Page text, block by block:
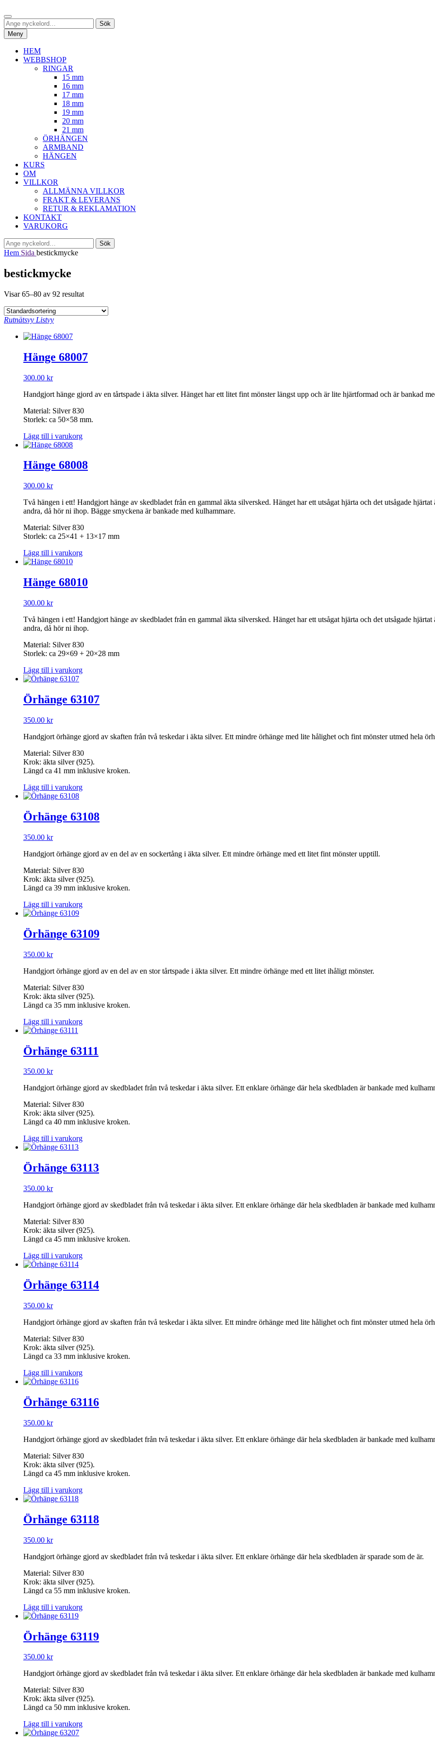
Hoppa
till
innehåll
Sök
Sök
efter:
Sök
Meny
HEM
WEBBSHOP
RINGAR
15 mm
16 mm
17 mm
18 mm
19 mm
20 mm
21 mm
ÖRHÄNGEN
ARMBAND
HÄNGEN
KURS
OM
VILLKOR
ALLMÄNNA VILLKOR
FRAKT & LEVERANS
RETUR & REKLAMATION
KONTAKT
VARUKORG
Sök
efter:
Sök
Hem Sida bestickmycke
bestickmycke
Visar 65–80 av 92 resultat
Rutnätsvy Listvy
Hänge 68007
300.00 kr
Handgjort hänge gjord av en tårtspade i äkta silver. Hänget har ett litet fint mönster längst upp och är lite hjärtformad och är bankad
Material: Silver 830
Storlek: ca 50×58 mm.
Lägg till i varukorg
Hänge 68008
300.00 kr
Två hängen i ett! Handgjort hänge av skedbladet från en gammal äkta silversked. Hänget har ett utsågat hjärta och det utsågade
andra, då hör ni ihop. Bägge smyckena är bankade med kulhammare.
Material: Silver 830
Storlek: ca 25×41 + 13×17 mm
Lägg till i varukorg
Hänge 68010
300.00 kr
Två hängen i ett! Handgjort hänge av skedbladet från en gammal äkta silversked. Hänget har ett utsågat hjärta och det utsågade
andra, då hör ni ihop.
Material: Silver 830
Storlek: ca 29×69 + 20×28 mm
Lägg till i varukorg
Örhänge 63107
350.00 kr
Handgjort örhänge gjord av skaften från två teskedar i äkta silver. Ett mindre örhänge med lite hålighet och fint mönster utmed hela
Material: Silver 830
Krok: äkta silver (925).
Längd ca 41 mm inklusive kroken.
Lägg till i varukorg
Örhänge 63108
350.00 kr
Handgjort örhänge gjord av en del av en sockertång i äkta silver. Ett mindre örhänge med ett litet fint mönster upptill.
Material: Silver 830
Krok: äkta silver (925).
Längd ca 39 mm inklusive kroken.
Lägg till i varukorg
Örhänge 63109
350.00 kr
Handgjort örhänge gjord av en del av en stor tårtspade i äkta silver. Ett mindre örhänge med ett litet ihåligt mönster.
Material: Silver 830
Krok: äkta silver (925).
Längd ca 35 mm inklusive kroken.
Lägg till i varukorg
Örhänge 63111
350.00 kr
Handgjort örhänge gjord av skedbladet från två teskedar i äkta silver. Ett enklare örhänge där hela skedbladen är bankade med
Material: Silver 830
Krok: äkta silver (925).
Längd ca 40 mm inklusive kroken.
Lägg till i varukorg
Örhänge 63113
350.00 kr
Handgjort örhänge gjord av skedbladet från två teskedar i äkta silver. Ett enklare örhänge där hela skedbladen är bankade med
Material: Silver 830
Krok: äkta silver (925).
Längd ca 45 mm inklusive kroken.
Lägg till i varukorg
Örhänge 63114
350.00 kr
Handgjort örhänge gjord av skaften från två teskedar i äkta silver. Ett mindre örhänge med lite hålighet och fint mönster utmed hela
Material: Silver 830
Krok: äkta silver (925).
Längd ca 33 mm inklusive kroken.
Lägg till i varukorg
Örhänge 63116
350.00 kr
Handgjort örhänge gjord av skedbladet från två teskedar i äkta silver. Ett enklare örhänge där hela skedbladen är bankade med
Material: Silver 830
Krok: äkta silver (925).
Längd ca 45 mm inklusive kroken.
Lägg till i varukorg
Örhänge 63118
350.00 kr
Handgjort örhänge gjord av skedbladet från två teskedar i äkta silver. Ett enklare örhänge där hela skedbladen är sparade som de är.
Material: Silver 830
Krok: äkta silver (925).
Längd ca 55 mm inklusive kroken.
Lägg till i varukorg
Örhänge 63119
350.00 kr
Handgjort örhänge gjord av skedbladet från två teskedar i äkta silver. Ett enklare örhänge där hela skedbladen är bankade med
Material: Silver 830
Krok: äkta silver (925).
Längd ca 50 mm inklusive kroken.
Lägg till i varukorg